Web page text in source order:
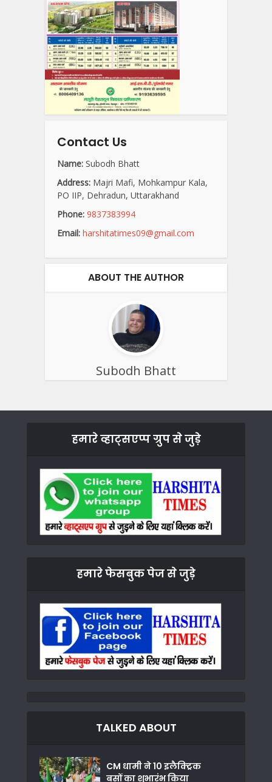
Contact Us
Name: Subodh Bhatt
Address: Majri Mafi, Mohkampur Kala,
PO IIP, Dehradun, Uttarakhand
Phone: 9837383994
Email: harshitatimes09@gmail.com
ABOUT THE AUTHOR
Subodh Bhatt
हमारे व्हाट्सएप्प ग्रुप से जुड़े
हमारे फेसबुक पेज से जुड़े
TALKED ABOUT
CM धामी ने 10 इलैक्ट्रिक
बसों का शुभारंभ किया